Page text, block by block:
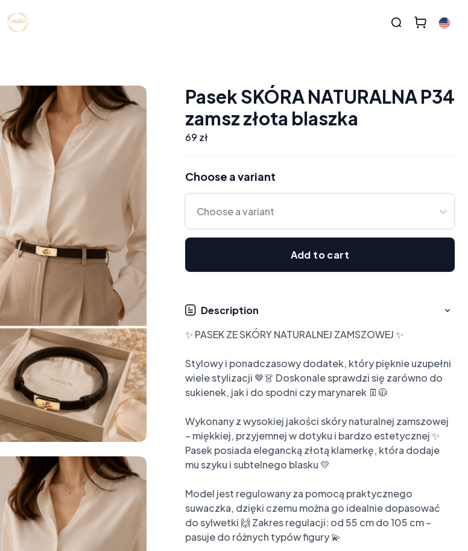
Pasek SKÓRA NATURALNA P34
zamsz złota blaszka
69 zł
Choose a variant
Choose a variant
Add to cart
Description
✨ PASEK ZE SKÓRY NATURALNEJ ZAMSZOWEJ ✨
Stylowy i ponadczasowy dodatek, który pięknie uzupełni
wiele stylizacji 🤎👗 Doskonale sprawdzi się zarówno do
sukienek, jak i do spodni czy marynarek 👖🧥
Wykonany z wysokiej jakości skóry naturalnej zamszowej
– miękkiej, przyjemnej w dotyku i bardzo estetycznej ✨
Pasek posiada elegancką złotą klamerkę, która dodaje
mu szyku i subtelnego blasku 💛
Model jest regulowany za pomocą praktycznego
suwaczka, dzięki czemu można go idealnie dopasować
do sylwetki 🙌 Zakres regulacji: od 55 cm do 105 cm –
pasuje do różnych typów figury 💫